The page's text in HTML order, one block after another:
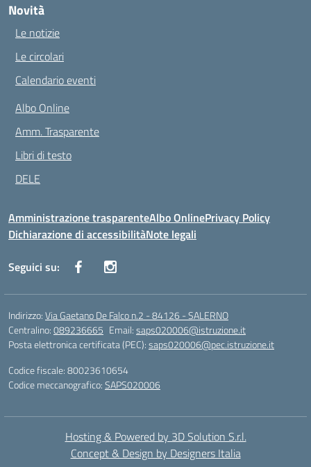
Novità
Le notizie
Le circolari
Calendario eventi
Albo Online
Amm. Trasparente
Libri di testo
DELE
Amministrazione trasparenteAlbo OnlinePrivacy Policy
Dichiarazione di accessibilitàNote legali
Seguici su:
Indirizzo:Via Gaetano De Falco n.2 - 84126 - SALERNO
Centralino:089236665 Email:saps020006@istruzione.it
Posta elettronica certificata (PEC):saps020006@pec.istruzione.it
Codice fiscale: 80023610654
Codice meccanografico:SAPS020006
Hosting & Powered by 3D Solution S.r.l.
Concept & Design by Designers Italia